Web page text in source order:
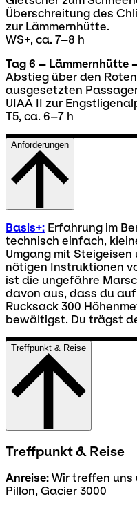
Überschreitung des
zur Lämmernhütte.
WS+, ca. 7–8 h
Tag 6 – Lämmernhütte
Abstieg über den
ausgesetzten
UIAA II zur
T5, ca. 6–7 h
Anforderungen
Basis+: Erfahrung im
technisch einfach,
Umgang mit
nötigen Instruktionen
ist die ungefähre
davon aus, dass du
Rucksack 300
bewältigst. Du trägst
Treffpunkt & Reise
Treffpunkt & Reise
Anreise: Wir treffen uns
Pillon, Gacier 3000